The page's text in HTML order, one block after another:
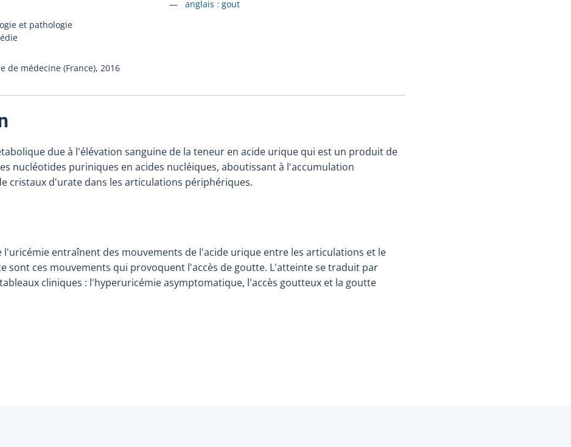
et pathologie
de médecine (France), 2016
Accéder à la fiche en
anglais : gout
due à l'élévation sanguine de la teneur en acide urique qui est un produit de
nucléotides puriniques en acides nucléiques, aboutissant à l'accumulation
cristaux d'urate dans les articulations périphériques.
l'uricémie entraînent des mouvements de l'acide urique entre les articulations et le
sont ces mouvements qui provoquent l'accès de goutte. L'atteinte se traduit par
cliniques : l'hyperuricémie asymptomatique, l'accès goutteux et la goutte